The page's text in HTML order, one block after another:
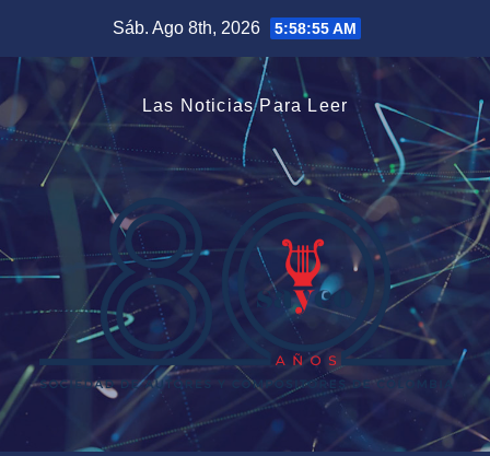
contenido
Sáb. Ago 8th, 2026 5:58:56 AM
Las Noticias Para Leer